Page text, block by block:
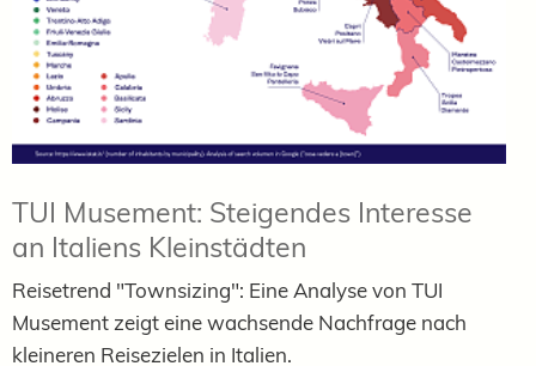
TUI Musement: Steigendes Interesse
an Italiens Kleinstädten
Reisetrend "Townsizing": Eine Analyse von TUI
Musement zeigt eine wachsende Nachfrage nach
kleineren Reisezielen in Italien.